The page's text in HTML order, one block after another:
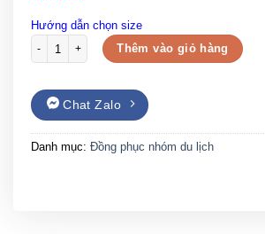
Hướng dẫn chọn size
Đồng phục nhóm du lịch ĐPN017 số lượng
Thêm vào giỏ hàng
Chat Zalo
Danh mục: Đồng phục nhóm du lịch